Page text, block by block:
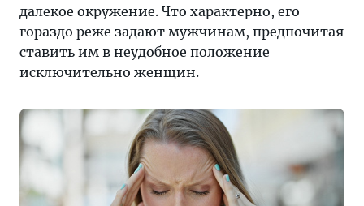
далекое окружение. Что характерно, его
гораздо реже задают мужчинам, предпочитая
ставить им в неудобное положение
исключительно женщин.